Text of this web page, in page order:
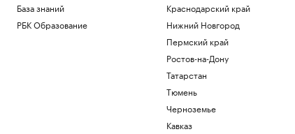
FT узнала об «убежище от
апокалипсиса» в Аргентине для IT-
миллиардеров
Как Петербургская биржа влияет на
Тренер сборной сообщил, кто заменит
Мельникову и других лидеров на ЧЕ
База знаний
РБК Образование
Краснодарский край
Нижний Новгород
Пермский край
Ростов-на-Дону
Татарстан
Тюмень
Черноземье
Кавказ